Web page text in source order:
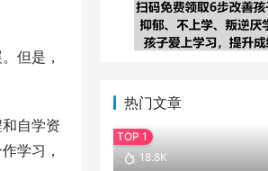
但是，
自学资
学习，
热门文章
18.8K